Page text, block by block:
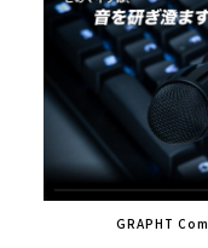
GRAPHT